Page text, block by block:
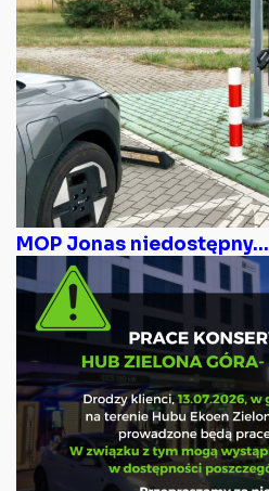
MOP Jonas niedostępny...